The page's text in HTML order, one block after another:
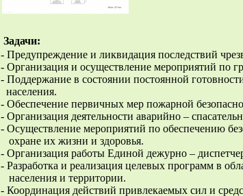
Задачи:
- Предупреждение и ликвидация последствий
- Организация и осуществление мероприятий по
- Поддержание в состоянии постоянной
населения.
- Обеспечение первичных мер пожарной
- Организация деятельности аварийно –
- Осуществление мероприятий по обеспечению
охране их жизни и здоровья.
- Организация работы Единой дежурно –
- Разработка и реализация целевых программ в
населения и территории.
- Координация действий привлекаемых сил и